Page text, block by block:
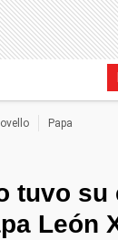
Papa
tuvo su
León